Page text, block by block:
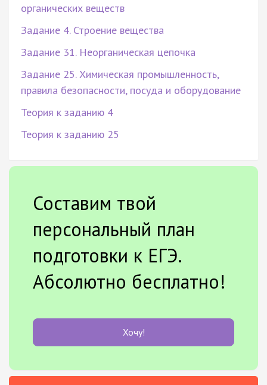
органических веществ
Задание 4. Строение вещества
Задание 31. Неорганическая цепочка
Задание 25. Химическая промышленность,
правила безопасности, посуда и оборудование
Теория к заданию 4
Теория к заданию 25
Составим твой
персональный план
подготовки к ЕГЭ.
Абсолютно бесплатно!
Хочу!